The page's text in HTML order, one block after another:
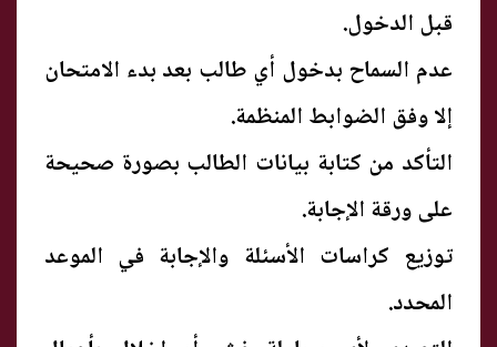
قبل الدخول.
عدم السماح بدخول أي طالب بعد بدء الامتحان
إلا وفق الضوابط المنظمة.
التأكد من كتابة بيانات الطالب بصورة صحيحة
على ورقة الإجابة.
توزيع كراسات الأسئلة والإجابة في الموعد
المحدد.